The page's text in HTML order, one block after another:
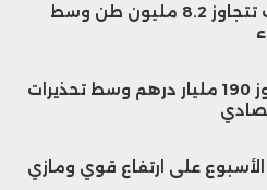
مبيعات الإسمنت بالمغرب تتجاوز 8.2 مليون طن وسط
استثمارات المونديال تتجاوز 190 مليار درهم وسط تحذيرات
الأسبوع على ارتفاع قوي ومازي